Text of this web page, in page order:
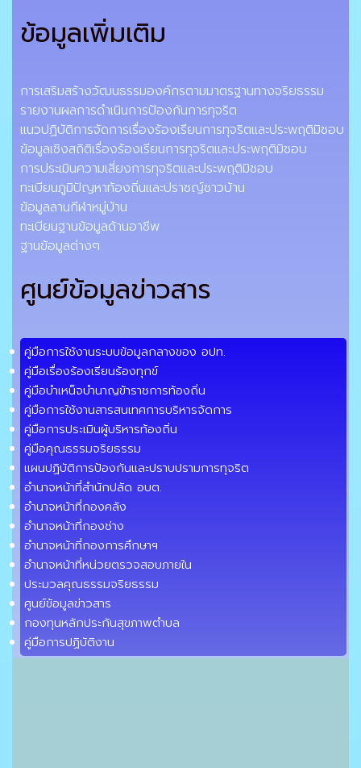
ข้อมูลเพิ่มเติม
การเสริมสร้างวัฒนธรรมองค์กรตามมาตรฐานทางจริยธรรม
รายงานผลการดำเนินการป้องกันการทุจริต
แนวปฏิบัติการจัดการเรื่องร้องเรียนการทุจริตและประพฤติมิชอบ
ข้อมูลเชิงสถิติเรื่องร้องเรียนการทุจริตและประพฤติมิชอบ
การประเมินความเสี่ยงการทุจริตและประพฤติมิชอบ
ทะเบียนภูมิปัญหาท้องถิ่นและปราชญ์ชาวบ้าน
ข้อมูลลานกีฬาหมู่บ้าน
ทะเบียนฐานข้อมูลด้านอาชีพ
ฐานข้อมูลต่างๆ
ศูนย์ข้อมูลข่าวสาร
คู่มือการใช้งานระบบข้อมูลกลางของ อปท.
คู่มือเรื่องร้องเรียนร้องทุกข์
คู่มือบำเหน็จบำนาญข้าราชการท้องถิ่น
คู่มือการใช้งานสารสนเทศการบริหารจัดการ
คู่มือการประเมินผู้บริหารท้องถิ่น
คู่มือคุณธรรมจริยธรรม
แผนปฏิบัติการป้องกันและปราบปรามการทุจริต
อำนาจหน้าที่สำนักปลัด อบต.
อำนาจหน้าที่กองคลัง
อำนาจหน้าที่กองช่าง
อำนาจหน้าที่กองการศึกษาฯ
อำนาจหน้าที่หน่วยตรวจสอบภายใน
ประมวลคุณธรรมจริยธรรม
ศูนย์ข้อมูลข่าวสาร
กองทุนหลักประกันสุขภาพตำบล
คู่มือการปฏิบัติงาน